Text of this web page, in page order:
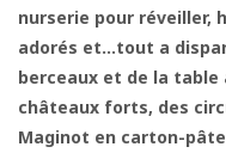
nurserie pour réveiller,
adorés et…tout a
berceaux et de la table
châteaux forts, des
Maginot en carton-